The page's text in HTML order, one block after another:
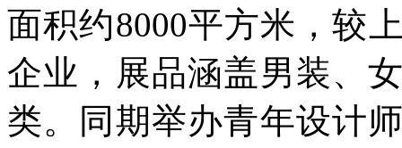
面积约8000平方米，较
企业，展品涵盖男装、
类。同期举办青年设计